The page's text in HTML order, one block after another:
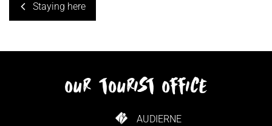
Staying here
our tourist office
AUDIERNE